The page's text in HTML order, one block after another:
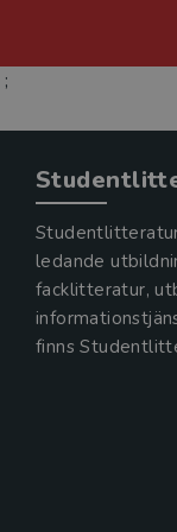
;
ledande
facklitteratur,
finns